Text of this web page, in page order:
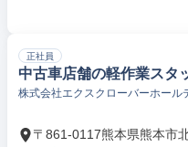
正社員
中古車店舗の軽作業スタ
株式会社エクスクローバーホール
〒861-0117熊本県熊本市